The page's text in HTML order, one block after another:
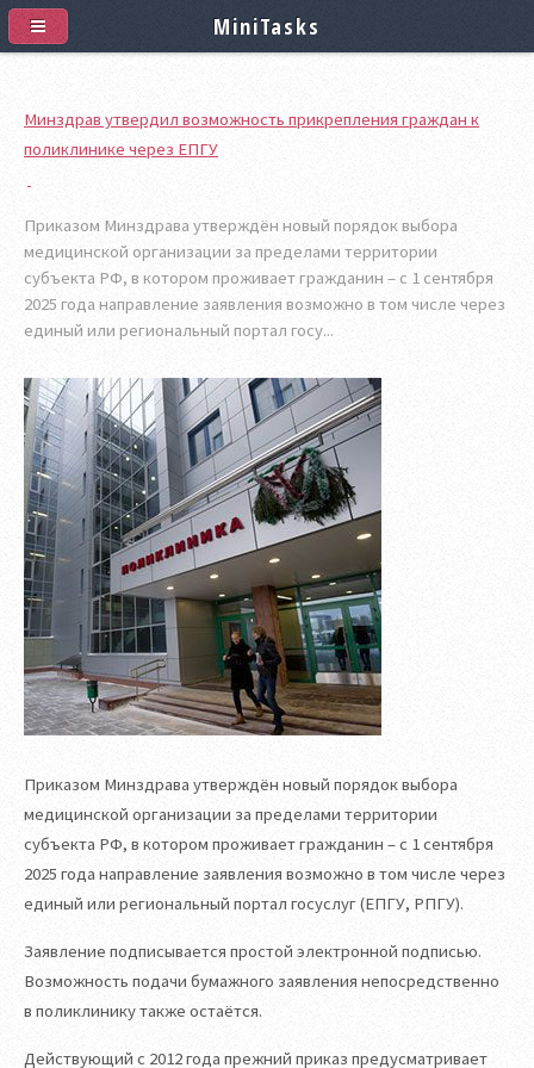
Минздрав утвердил возможность прикрепления граждан к
поликлинике через ЕПГУ
Приказом Минздрава утверждён новый порядок выбора
медицинской организации за пределами территории
субъекта РФ, в котором проживает гражданин – с 1 сентября
2025 года направление заявления возможно в том числе через
единый или региональный портал госу...
Приказом Минздрава утверждён новый порядок выбора
медицинской организации за пределами территории
субъекта РФ, в котором проживает гражданин – с 1 сентября
2025 года направление заявления возможно в том числе через
единый или региональный портал госуслуг (ЕПГУ, РПГУ).
Заявление подписывается простой электронной подписью.
Возможность подачи бумажного заявления непосредственно
в поликлинику также остаётся.
Действующий с 2012 года прежний приказ предусматривает
MiniTasks